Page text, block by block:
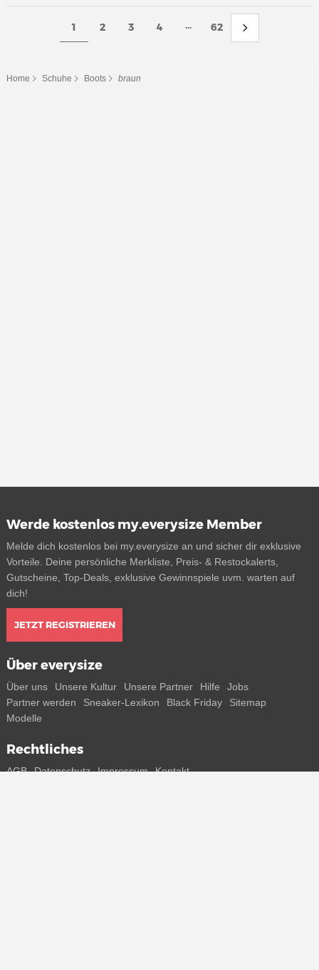
1 2 3 4 ... 62
Home Schuhe Boots braun
Werde kostenlos my.everysize Member
Melde dich kostenlos bei my.everysize an und sicher dir exklusive
Vorteile. Deine persönliche Merkliste, Preis- & Restockalerts,
Gutscheine, Top-Deals, exklusive Gewinnspiele uvm. warten auf
dich!
JETZT REGISTRIEREN
Über everysize
Über uns Unsere Kultur Unsere Partner Hilfe
Jobs
Partner werden
Sneaker-Lexikon Black Friday
Sitemap
Modelle
Rechtliches
AGB Datenschutz Impressum Kontakt